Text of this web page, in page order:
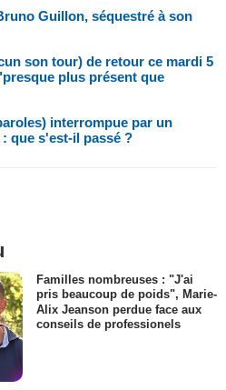
Guillon, séquestré à son
son tour) de retour ce mardi 5
plus présent que
interrompue par un
que s'est-il passé ?
Familles nombreuses : "J'ai
pris beaucoup de poids", Marie-
Alix Jeanson perdue face aux
conseils de professionels